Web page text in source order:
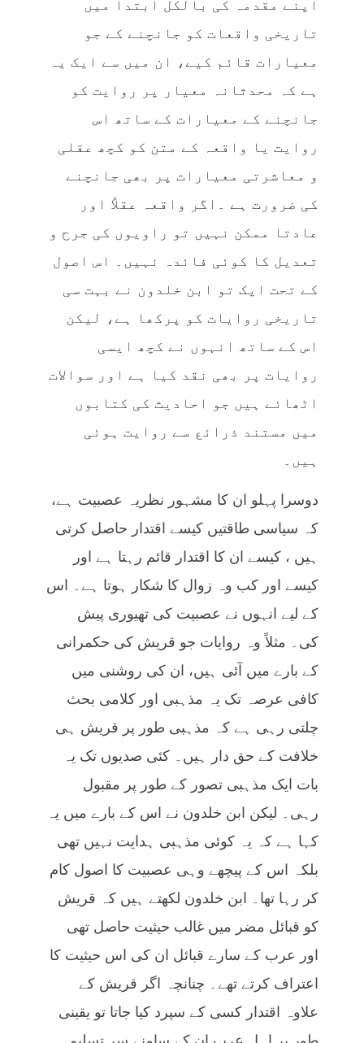
اپنے مقدمہ کی بالکل ابتدا میں
تاریخی واقعات کو جانچنے کے جو
معیارات قائم کیے، ان میں سے ایک یہ
ہے کہ محدثانہ معیار پر روایت کو
جانچنے کے معیارات کے ساتھ اس
روایت یا واقعہ کے متن کو کچھ عقلی
و معاشرتی معیارات پر بھی جانچنے
کی ضرورت ہے ۔اگر واقعہ عقلاً اور
عادتا ممکن نہیں تو راویوں کی جرح و
تعدیل کا کوئی فائدہ نہیں۔ اس اصول
کے تحت ایک تو ابن خلدون نے بہت سی
تاریخی روایات کو پرکھا ہے، لیکن
اس کے ساتھ انہوں نے کچھ ایسی
روایات پر بھی نقد کیا ہے اور سوالات
اٹھائے ہیں جو احادیث کی کتابوں
میں مستند ذرائع سے روایت ہوئی
ہیں۔
دوسرا پہلو ان کا مشہور نظریہ عصبیت ہے،
کہ سیاسی طاقتیں کیسے اقتدار حاصل کرتی
ہیں ، کیسے ان کا اقتدار قائم رہتا ہے اور
کیسے اور کب وہ زوال کا شکار ہوتا ہے۔ اس
کے لیے انہوں نے عصبیت کی تھیوری پیش
کی۔ مثلاً وہ روایات جو قریش کی حکمرانی
کے بارے میں آئی ہیں، ان کی روشنی میں
کافی عرصہ تک یہ مذہبی اور کلامی بحث
چلتی رہی ہے کہ مذہبی طور پر قریش ہی
خلافت کے حق دار ہیں۔ کئی صدیوں تک یہ
بات ایک مذہبی تصور کے طور پر مقبول
رہی۔ لیکن ابن خلدون نے اس کے بارے میں یہ
کہا ہے کہ یہ کوئی مذہبی ہدایت نہیں تھی
بلکہ اس کے پیچھے وہی عصبیت کا اصول کام
کر رہا تھا۔ ابن خلدون لکھتے ہیں کہ قریش
کو قبائل مضر میں غالب حیثیت حاصل تھی
اور عرب کے سارے قبائل ان کی اس حیثیت کا
اعتراف کرتے تھے۔ چنانچہ اگر قریش کے
علاوہ اقتدار کسی کے سپرد کیا جاتا تو یقینی